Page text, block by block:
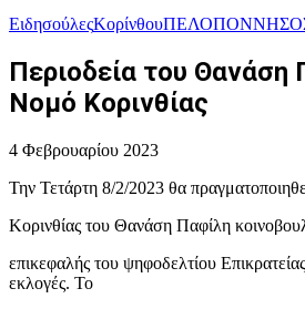
ΕιδησούλεςΚορίνθου
Περιοδεία του Θανάση
Νομό Κορινθίας
4 Φεβρουαρίου 2023
Την Τετάρτη 8/2/2023 θα
Κορινθίας του Θανάση Παφίλη
επικεφαλής του ψηφοδελτίου
εκλογές. Το